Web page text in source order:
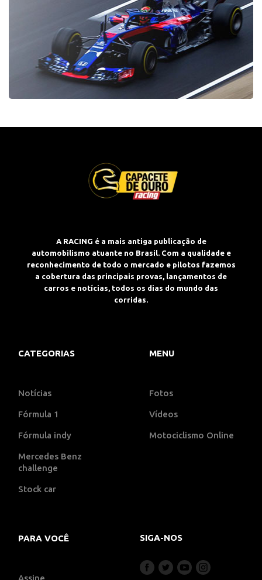
A RACING é a mais antiga publicação de
automobilismo atuante no Brasil. Com a qualidade e
reconhecimento de todo o mercado e pilotos fazemos
a cobertura das principais provas, lançamentos de
carros e notícias, todos os dias do mundo das
corridas.
CATEGORIAS
Notícias
Fórmula 1
Fórmula indy
Mercedes Benz
challenge
Stock car
MENU
Fotos
Vídeos
Motociclismo Online
PARA VOCÊ
Assine
SIGA-NOS